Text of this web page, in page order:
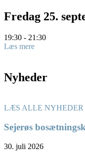
Fredag 25.
19:30 - 21:30
Læs mere
Nyheder
LÆS ALLE NYHEDER
Sejerøs
30. juli 2026